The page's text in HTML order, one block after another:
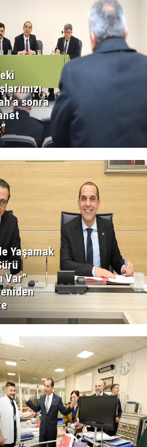
sonra
Yaşamak
Var”